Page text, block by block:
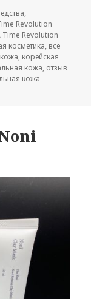
,
Revolution
Time Revolution
косметика, все
, корейская
кожа, отзыв
кожа